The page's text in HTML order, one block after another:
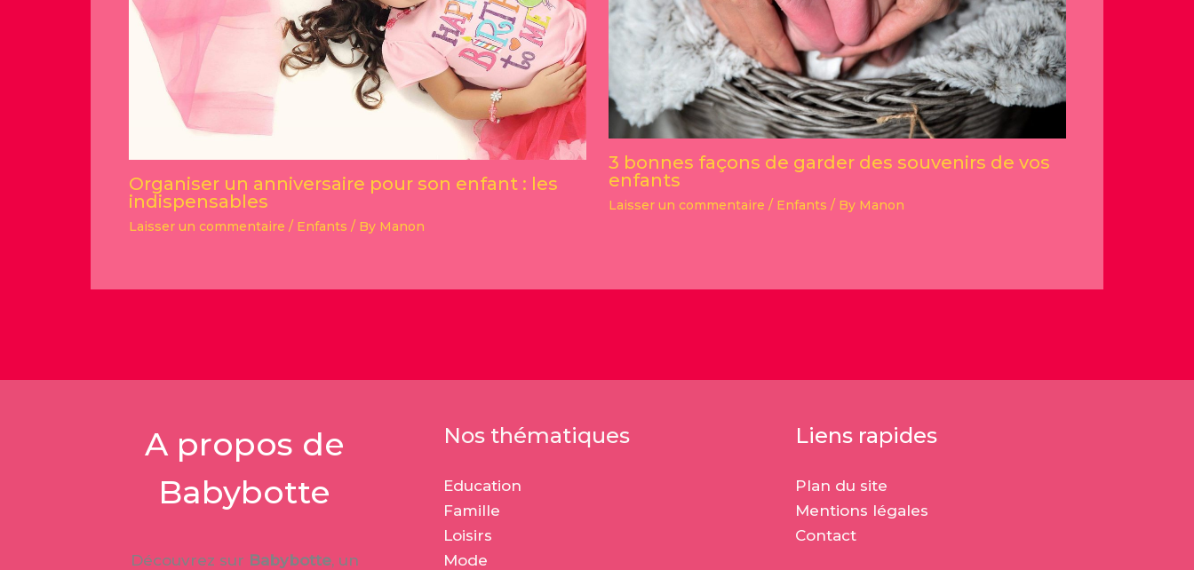
Organiser un anniversaire pour son enfant : les
indispensables
Laisser un commentaire / Enfants / By Manon
3 bonnes façons de garder des souvenirs de vos
enfants
Laisser un commentaire / Enfants / By Manon
A propos de
Babybotte
Découvrez sur Babybotte, un
Nos thématiques
Education
Famille
Loisirs
Mode
Liens rapides
Plan du site
Mentions légales
Contact